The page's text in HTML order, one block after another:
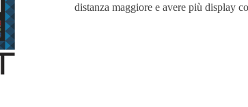
distanza maggiore e avere più display